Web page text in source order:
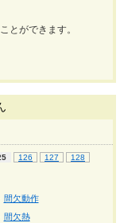
とができます。
126 127
128
間欠動作
間欠熱